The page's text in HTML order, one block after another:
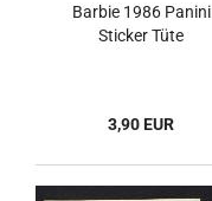
Barbie 1986 Panini
Sticker Tüte
3,90 EUR